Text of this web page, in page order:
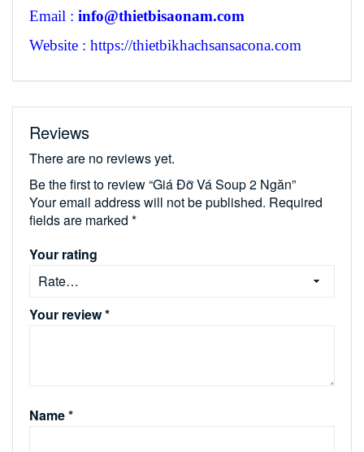
Email : info@thietbisaonam.com
Website : https://thietbikhachsansacona.com
Reviews
There are no reviews yet.
Be the first to review “Giá Đỡ Vá Soup 2 Ngăn”
Your email address will not be published. Required
fields are marked *
Your rating
Your review*
Name*